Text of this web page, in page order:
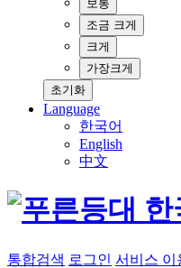
보통
조금 크게
크게
가장크게
초기화
Language
한국어
English
中文
통합검색 로그인 서비스 이